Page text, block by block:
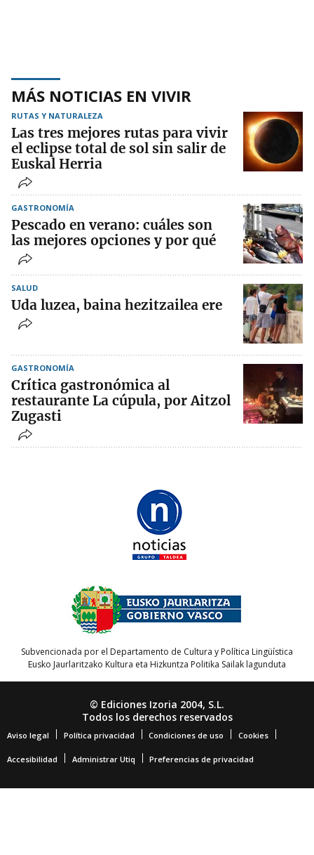
MÁS NOTICIAS EN VIVIR
RUTAS Y NATURALEZA
Las tres mejores rutas para vivir
el eclipse total de sol sin salir de
Euskal Herria
GASTRONOMÍA
Pescado en verano: cuáles son
las mejores opciones y por qué
SALUD
Uda luzea, baina hezitzailea ere
GASTRONOMÍA
Crítica gastronómica al
restaurante La cúpula, por Aitzol
Zugasti
Subvencionada por el Departamento de Cultura y Política Lingüística
Eusko Jaurlaritzako Kultura eta Hizkuntza Politika Sailak lagunduta
© Ediciones Izoria 2004, S.L.
Todos los derechos reservados
Aviso legal Política privacidad Condiciones de uso Cookies
Accesibilidad Administrar Utiq Preferencias de privacidad